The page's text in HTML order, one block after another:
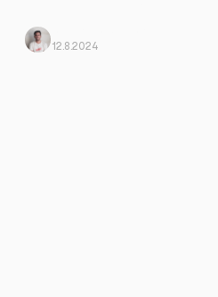
12.8.2024